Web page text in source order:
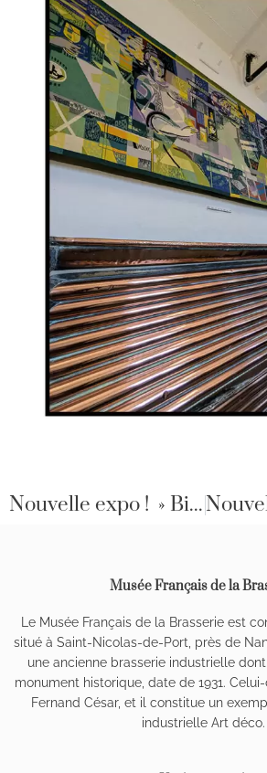
Précédent Nouvelle expo ! » Bière en tôle «
Musée Français de la
Le Musée Français de la Brasserie est
situé à Saint-Nicolas-de-Port, près de
une ancienne brasserie industrielle
monument historique, date de 1931.
Fernand César, et il constitue un
industrielle Art déco.